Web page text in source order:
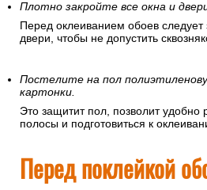
Плотно закройте все окна и
Перед оклеиванием обоев следует
двери, чтобы не допустить
Постелите на пол
картонки.
Это защитит пол, позволит удобно
полосы и подготовиться к
Перед поклейкой